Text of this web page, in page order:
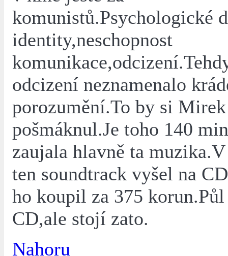
komunistů.Psychologické
identity,neschopnost
odcizení neznamenalo
porozumění.To by si Mirek
pošmáknul.Je toho 140
zaujala hlavně ta
ten soundtrack vyšel na
ho koupil za 375
CD,ale stojí zato.
Nahoru